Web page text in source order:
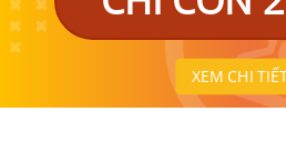
XEM CHI